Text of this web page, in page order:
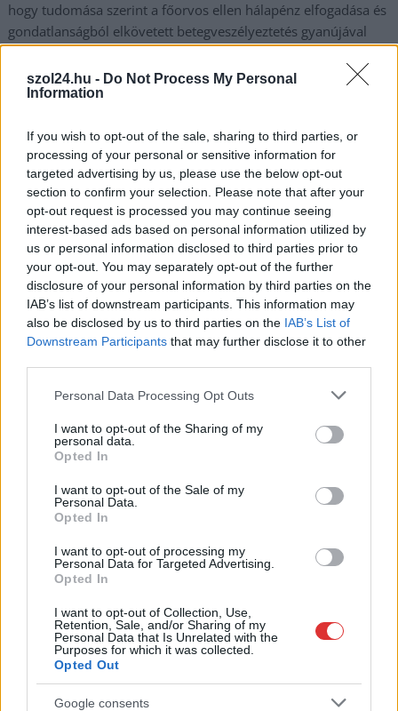
szol24.hu - Do Not Process My Personal
Information
If you wish to opt-out of the sale, sharing to third parties, or
processing of your personal or sensitive information for
targeted advertising by us, please use the below opt-out
section to confirm your selection. Please note that after your
opt-out request is processed you may continue seeing
interest-based ads based on personal information utilized by
us or personal information disclosed to third parties prior to
your opt-out. You may separately opt-out of the further
disclosure of your personal information by third parties on the
IAB’s list of downstream participants. This information may
also be disclosed by us to third parties on the IAB’s List of
Downstream Participants that may further disclose it to other
Please note that this website/app uses one or more Google
not limited to your visit or usage behaviour. You may click to
grant or deny consent to Google and its third-party tags to
use your data for below specified purposes in below Google
consent section.
Personal Data Processing Opt Outs
I want to opt-out of the Sharing of my
personal data.
Opted In
I want to opt-out of the Sale of my
Personal Data.
Opted In
I want to opt-out of processing my
Personal Data for Targeted Advertising.
Opted In
I want to opt-out of Collection, Use,
Retention, Sale, and/or Sharing of my
Personal Data that Is Unrelated with the
Purposes for which it was collected.
Opted Out
Google consents
hogy tudomása szerint a főorvos ellen hálapénz elfogadása és
gondatlanságból elkövetett betegveszélyeztetés gyanújával
TOVÁBB OLVASOM
JNSZ megyei hírek belgyógyász, dk,felfüggesztés,főorvos
hálapénz,kórház,mészáros dávid,mezőtúr
Alig ismert új közgyűlési elnöke lett Szolnok
megyének
2025.05.06. Fazekas Adrián
A Fidesz-KDNP
vármegyei listás
jelöltjei közül a 18.,
azaz nem a befutó
helyen szerepelt a
tavaly júniusi
az a Dr. Fazekas Gábor
Gyula, akit a kormánypárti többség az ellenzék kritikái mellett
választott a Redemptio 280. évfordulója idején.
JNSZ megyei hírek
A szolnoki választókerületben is indít jelöltet a
DK, íme a jelölt